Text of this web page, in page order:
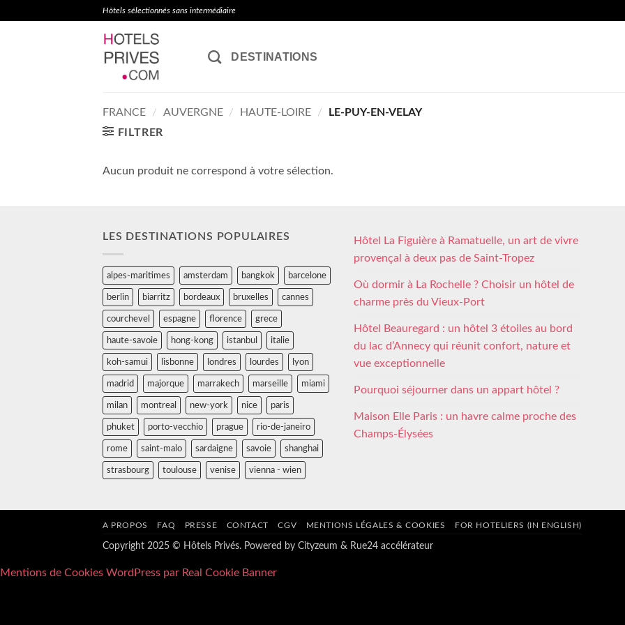
Hôtels sélectionnés sans intermédiaire
DESTINATIONS
FRANCE / AUVERGNE / HAUTE-LOIRE /
LE-PUY-EN-VELAY
FILTRER
Aucun produit ne correspond à votre sélection.
LES DESTINATIONS POPULAIRES
alpes-maritimes amsterdam bangkok barcelone
berlin biarritz bordeaux bruxelles cannes
courchevel espagne florence grece
haute-savoie hong-kong istanbul italie
koh-samui lisbonne londres lourdes lyon
madrid majorque marrakech marseille miami
milan montreal new-york nice paris
phuket porto-vecchio prague rio-de-janeiro
rome saint-malo sardaigne savoie shanghai
strasbourg toulouse venise vienna - wien
Hôtel La Figuière à Ramatuelle, un art de vivre
provençal à deux pas de Saint-Tropez
Où dormir à La Rochelle ? Choisir un hôtel de
charme près du Vieux-Port
Hôtel Beauregard : un hôtel 3 étoiles au bord
du lac d’Annecy qui réunit confort, nature et
vue exceptionnelle
Pourquoi séjourner dans un appart hôtel ?
Maison Elle Paris : un havre calme proche des
Champs-Élysées
A PROPOS FAQ PRESSE CONTACT CGV MENTIONS LÉGALES & COOKIES FOR HOTELIERS (IN ENGLISH)
Copyright 2025 © Hôtels Privés. Powered by Cityzeum & Rue24 accélérateur
Mentions de Cookies WordPress par Real Cookie Banner